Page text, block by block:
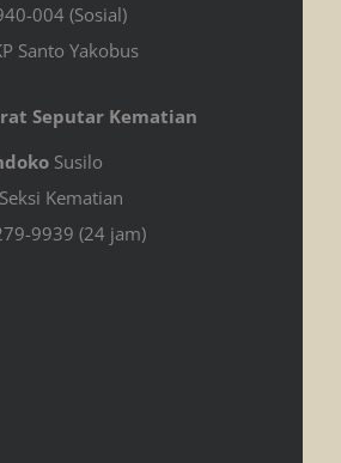
004 (Sosial)
Santo Yakobus
Seputar Kematian
Susilo
Kematian
9939 (24 jam)